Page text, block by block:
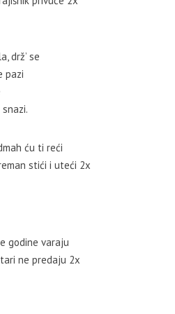
drž’ se
pazi
ću ti reći
stići i uteći 2x
godine varaju
ne predaju 2x